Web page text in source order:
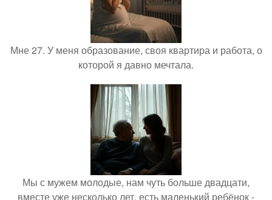
Мне 27. У меня образование, своя квартира и работа, о
которой я давно мечтала.
Мы с мужем молодые, нам чуть больше двадцати,
вместе уже несколько лет, есть маленький ребёнок -